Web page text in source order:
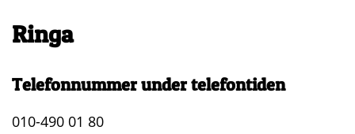
Ringa
Telefonnummer under telefontiden
010-490 01 80